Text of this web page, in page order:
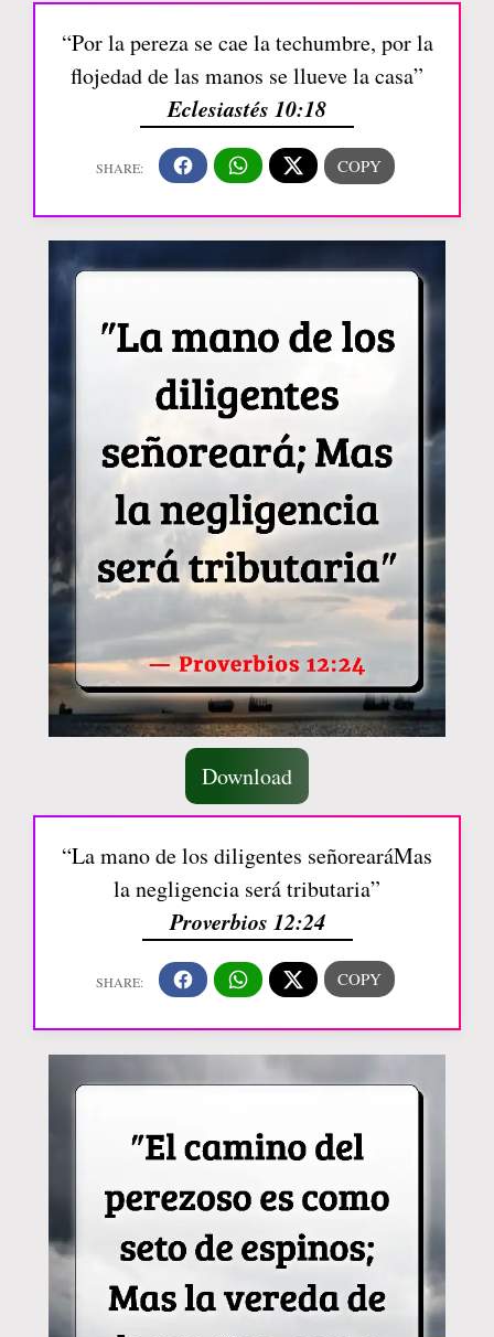
“Por la pereza se cae la techumbre, por la
flojedad de las manos se llueve la casa”
Eclesiastés 10:18
Download
“La mano de los diligentes señorearáMas
la negligencia será tributaria”
Proverbios 12:24